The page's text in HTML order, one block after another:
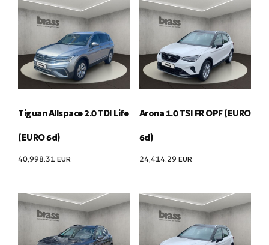
Tiguan Allspace 2.0 TDI Life
(EURO 6d)
40,998.31 EUR
Arona 1.0 TSI FR OPF (EURO
6d)
24,414.29 EUR